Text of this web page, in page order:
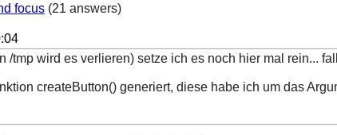
focus (21 answers)
/tmp wird es verlieren) setze ich es noch hier mal rein...
createButton() generiert, diese habe ich um das